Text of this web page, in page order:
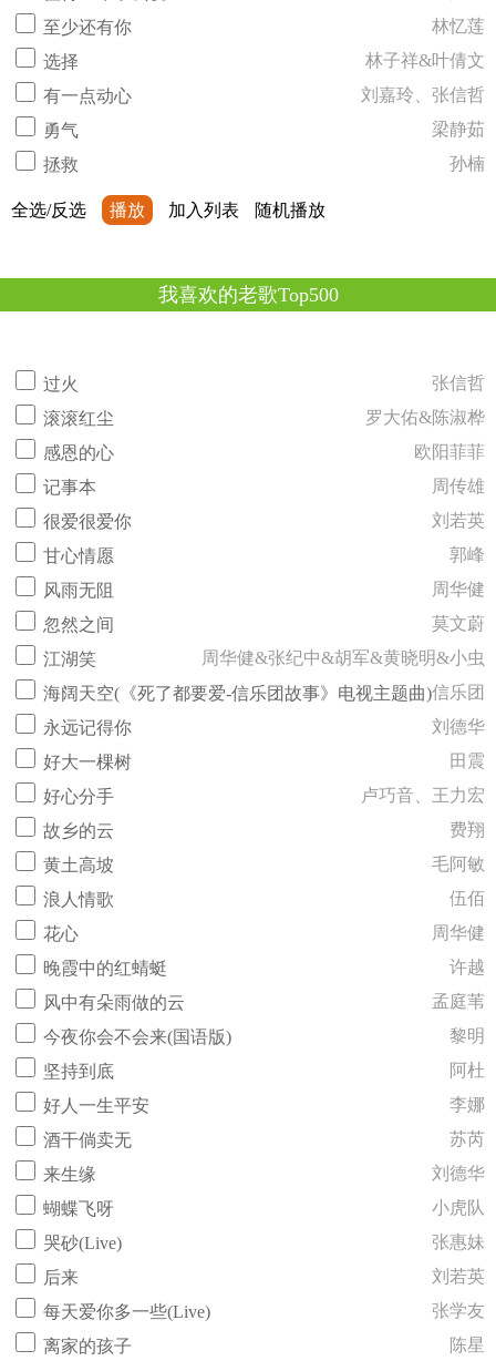
至少还有你
林忆莲
选择
林子祥&叶倩文
有一点动心
刘嘉玲、张信哲
勇气
梁静茹
拯救
孙楠
全选/反选 播放 加入列表 随机播放
我喜欢的老歌Top500
过火
张信哲
滚滚红尘
罗大佑&陈淑桦
感恩的心
欧阳菲菲
记事本
周传雄
很爱很爱你
刘若英
甘心情愿
郭峰
风雨无阻
周华健
忽然之间
莫文蔚
江湖笑
周华健&张纪中&胡军&黄晓明&小虫
海阔天空(《死了都要爱-信乐团故事》电视主题曲)信乐团
永远记得你
刘德华
好大一棵树
田震
好心分手
卢巧音、王力宏
故乡的云
费翔
黄土高坡
毛阿敏
浪人情歌
伍佰
花心
周华健
晚霞中的红蜻蜓
许越
风中有朵雨做的云
孟庭苇
今夜你会不会来(国语版)
黎明
坚持到底
阿杜
好人一生平安
李娜
酒干倘卖无
苏芮
来生缘
刘德华
蝴蝶飞呀
小虎队
哭砂(Live)
张惠妹
后来
刘若英
每天爱你多一些(Live)
张学友
离家的孩子
陈星